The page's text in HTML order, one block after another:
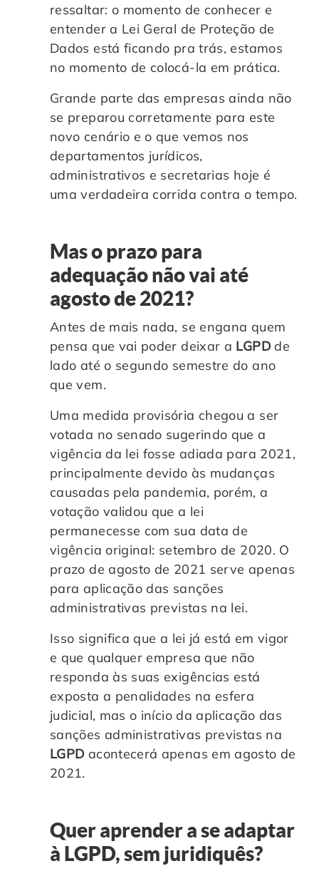
ressaltar: o momento de conhecer e
entender a Lei Geral de Proteção de
Dados está ficando pra trás, estamos
no momento de colocá-la em prática.
Grande parte das empresas ainda não
se preparou corretamente para este
novo cenário e o que vemos nos
departamentos jurídicos,
administrativos e secretarias hoje é
uma verdadeira corrida contra o tempo.
Mas o prazo para
adequação não vai até
agosto de 2021?
Antes de mais nada, se engana quem
pensa que vai poder deixar a LGPDde
lado até o segundo semestre do ano
que vem.
Uma medida provisória chegou a ser
votada no senado sugerindo que a
vigência da lei fosse adiada para 2021,
principalmente devido às mudanças
causadas pela pandemia, porém, a
votação validou que a lei
permanecesse com sua data de
vigência original: setembro de 2020. O
prazo de agosto de 2021 serve apenas
para aplicação das sanções
administrativas previstas na lei.
Isso significa que a lei já está em vigor
e que qualquer empresa que não
responda às suas exigências está
exposta a penalidades na esfera
judicial, mas o início da aplicação das
sanções administrativas previstas na
LGPD acontecerá apenas em agosto de
2021.
Quer aprender a se adaptar
à LGPD, sem juridiquês?